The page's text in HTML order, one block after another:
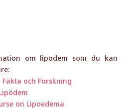
om lipödem som du kan
och Forskning
on Lipoedema